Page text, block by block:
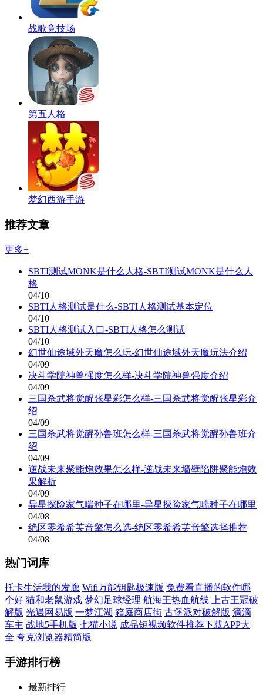
战歌竞技场
第五人格
梦幻西游手游
推荐文章
更多+
SBTI测试MONK是什么人格-SBTI测试MONK是什么人
格
04/10
SBTI人格测试是什么-SBTI人格测试基本定位
04/10
SBTI人格测试入口-SBTI人格怎么测试
04/10
幻世仙途域外天魔怎么玩-幻世仙途域外天魔玩法介绍
04/09
决斗学院神兽强度怎么样-决斗学院神兽强度介绍
04/09
三国杀武将觉醒张星彩怎么样-三国杀武将觉醒张星彩介
绍
04/09
三国杀武将觉醒孙鲁班怎么样-三国杀武将觉醒孙鲁班介
绍
04/09
逆战未来聚能炮效果怎么样-逆战未来墙壁陷阱聚能炮效
果解析
04/09
异星探险家气喘种子在哪里-异星探险家气喘种子在哪里
04/08
绝区零希希芙音擎怎么选-绝区零希希芙音擎选择推荐
04/08
热门词库
托卡生活我的发廊 Wifi万能钥匙极速版 免费看直播的软件哪
个好 猫和老鼠游戏 梦幻足球经理 航海王热血航线
上古王冠破
解版 光遇网易版 一梦江湖 箱庭商店街 古堡派对破解版 滴滴
车主 战地5手机版 七猫小说 成品短视频软件推荐下载APP大
全 夸克浏览器精简版
手游排行榜
最新排行